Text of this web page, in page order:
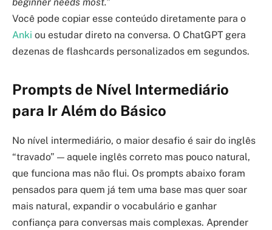
Você pode copiar esse conteúdo diretamente para o
Anki ou estudar direto na conversa. O ChatGPT gera
dezenas de flashcards personalizados em segundos.
Prompts de Nível Intermediário
para Ir Além do Básico
No nível intermediário, o maior desafio é sair do inglês
“travado” — aquele inglês correto mas pouco natural,
que funciona mas não flui. Os prompts abaixo foram
pensados para quem já tem uma base mas quer soar
mais natural, expandir o vocabulário e ganhar
confiança para conversas mais complexas. Aprender